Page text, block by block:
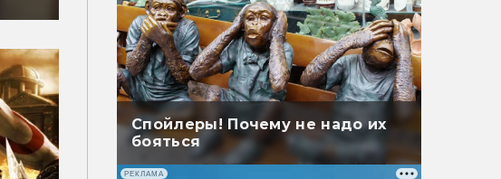
Спойлеры! Почему не надо их
бояться
РЕКЛАМА